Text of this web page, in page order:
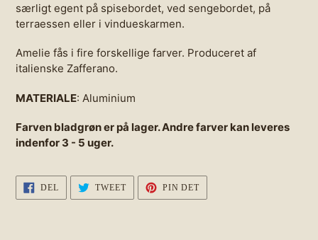
særligt egent på spisebordet, ved sengebordet, på
terraessen eller i vindueskarmen.
Amelie fås i fire forskellige farver. Produceret af
italienske Zafferano.
MATERIALE: Aluminium
Farven bladgrøn er på lager. Andre farver kan leveres
indenfor 3 - 5 uger.
DEL
FACEBOOK
TWEETTWEET
TWITTER
PIN DETPIN
PINTEREST